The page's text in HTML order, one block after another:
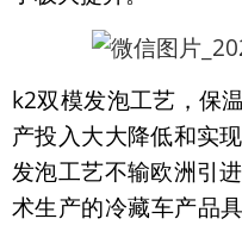
k2双模发泡工艺，保
产投入大大降低和实
发泡工艺不输欧洲引
术生产的冷藏车产品